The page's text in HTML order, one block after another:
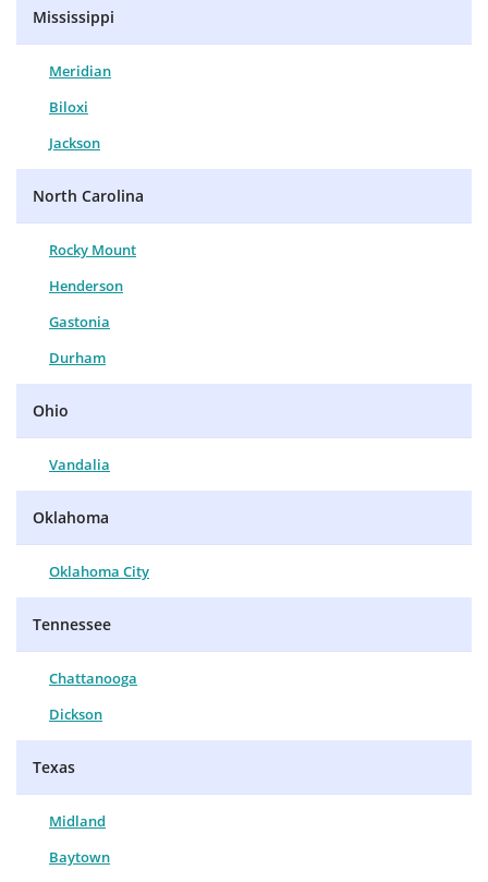
Mississippi
Meridian
Biloxi
Jackson
North Carolina
Rocky Mount
Henderson
Gastonia
Durham
Ohio
Vandalia
Oklahoma
Oklahoma City
Tennessee
Chattanooga
Dickson
Texas
Midland
Baytown